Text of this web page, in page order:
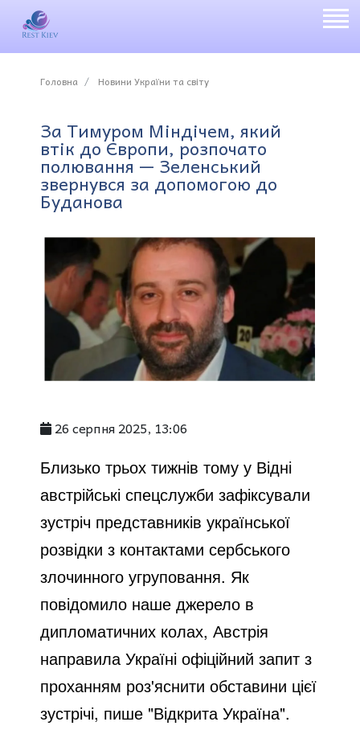
Головна Новини України та світу
За Тимуром Міндічем, який
втік до Європи, розпочато
полювання — Зеленський
звернувся за допомогою до
Буданова
26 серпня 2025, 13:06
Близько трьох тижнів тому у Відні
австрійські спецслужби зафіксували
зустріч представників української
розвідки з контактами сербського
злочинного угруповання. Як
повідомило наше джерело в
дипломатичних колах, Австрія
направила Україні офіційний запит з
проханням роз'яснити обставини цієї
зустрічі, пише "Відкрита Україна".